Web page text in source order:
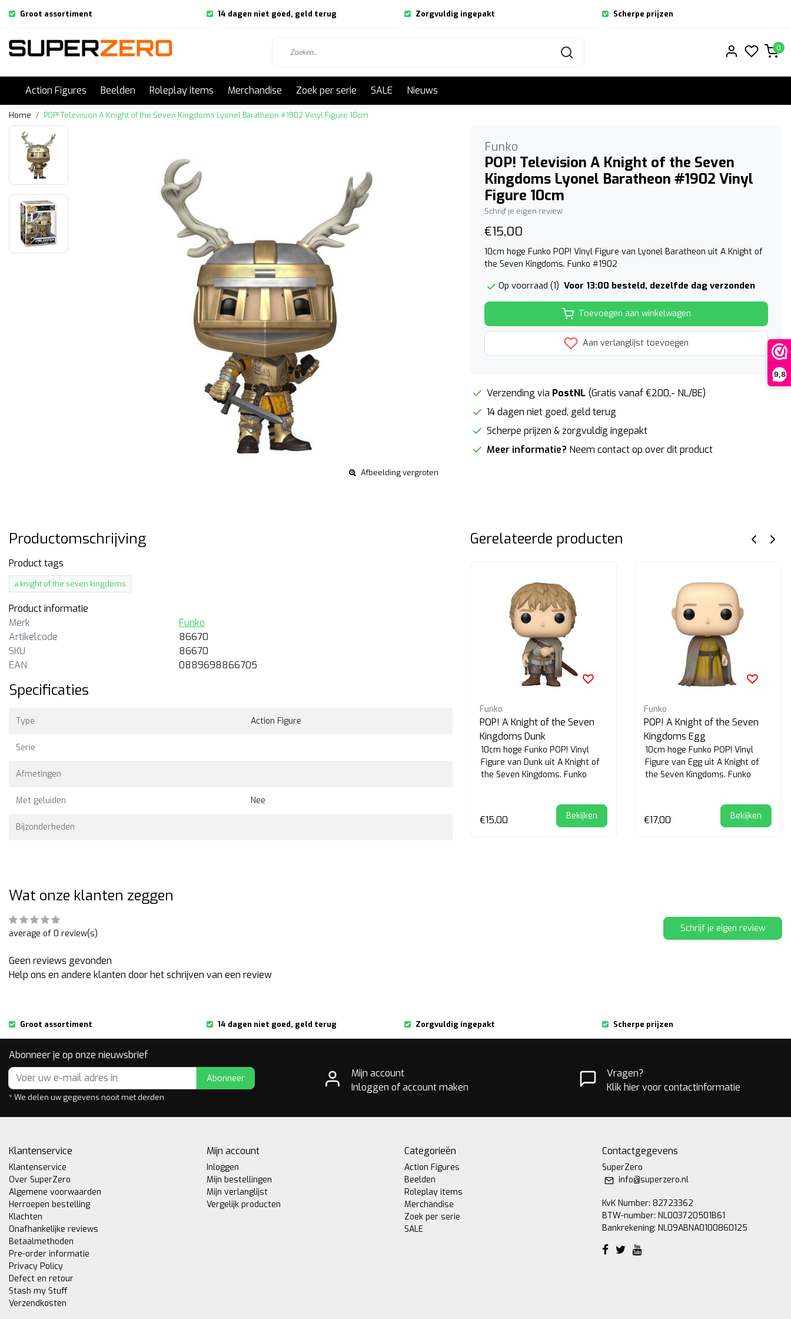
9,8
Groot assortiment 14 dagen niet goed, geld terug Zorgvuldig ingepakt Scherpe prijzen
0
Action Figures Beelden Roleplay items Merchandise Zoek per serie SALE Nieuws
Home POP! Television A Knight of the Seven Kingdoms Lyonel Baratheon #1902 Vinyl Figure 10cm
Afbeelding vergroten
Funko
POP! Television A Knight of the Seven
Kingdoms Lyonel Baratheon #1902 Vinyl
Figure 10cm
Schrijf je eigen review
€15,00
10cm hoge Funko POP! Vinyl Figure van Lyonel Baratheon uit A Knight of
the Seven Kingdoms. Funko #1902
Op voorraad (1) Voor 13:00 besteld, dezelfde dag verzonden
Toevoegen aan winkelwagen
Aan verlanglijst toevoegen
Verzending via PostNL (Gratis vanaf €200,- NL/BE)
14 dagen niet goed, geld terug
Scherpe prijzen & zorgvuldig ingepakt
Meer informatie? Neem contact op over dit product
Productomschrijving
Product tags
a knight of the seven kingdoms
Product informatie
Merk
Funko
Artikelcode
86670
SKU
86670
EAN
0889698866705
Specificaties
Type Action Figure
Serie
Afmetingen
Met geluiden Nee
Bijzonderheden
Gerelateerde producten
Rides Daenerys & Fiery
lange Funko POP! van
of Thrones. Funko #68
POP! Rhaenys Targaryen with
Funko
POP! A Knight of the Seven
Kingdoms Dunk
10cm hoge Funko POP! Vinyl
Figure van Dunk uit A Knight of
the Seven Kingdoms. Funko
€15,00 Bekijken
Funko
POP! A Knight of the Seven
Kingdoms Egg
10cm hoge Funko POP! Vinyl
Figure van Egg uit A Knight of
the Seven Kingdoms. Funko
€17,00 Bekijken
Wat onze klanten zeggen
average of 0 review(s) Schrijf je eigen review
Geen reviews gevonden
Help ons en andere klanten door het schrijven van een review
Groot assortiment 14 dagen niet goed, geld terug Zorgvuldig ingepakt Scherpe prijzen
Abonneer je op onze nieuwsbrief
Abonneer
* We delen uw gegevens nooit met derden
Mijn account
Inloggen of account maken
Vragen?
Klik hier voor contactinformatie
Klantenservice
Klantenservice
Over SuperZero
Algemene voorwaarden
Herroepen bestelling
Klachten
Onafhankelijke reviews
Betaalmethoden
Pre-order informatie
Privacy Policy
Defect en retour
Stash my Stuff
Verzendkosten
Mijn account
Inloggen
Mijn bestellingen
Mijn verlanglijst
Vergelijk producten
Categorieën
Action Figures
Beelden
Roleplay items
Merchandise
Zoek per serie
SALE
Contactgegevens
SuperZero
info@superzero.nl
KvK Number: 82723362
BTW-number: NL003720501B61
Bankrekening: NL09ABNA0100860125